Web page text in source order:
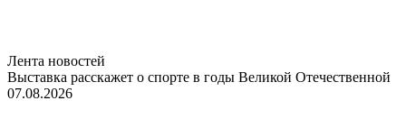
Лента новостей
Выставка расскажет о спорте в годы Великой Отечественной
07.08.2026